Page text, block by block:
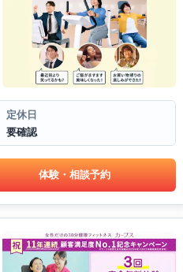
定休日
要確認
体験・相談予約